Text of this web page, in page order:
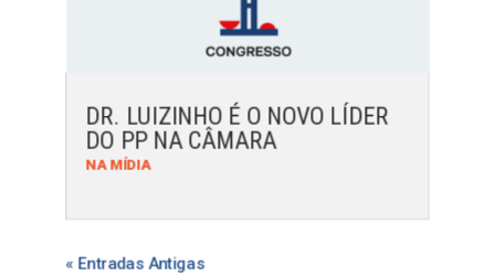
DR. LUIZINHO É O NOVO LÍDER
DO PP NA CÂMARA
NA MÍDIA
« Entradas Antigas